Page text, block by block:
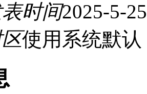
表时间2025-5-
使用系统默认